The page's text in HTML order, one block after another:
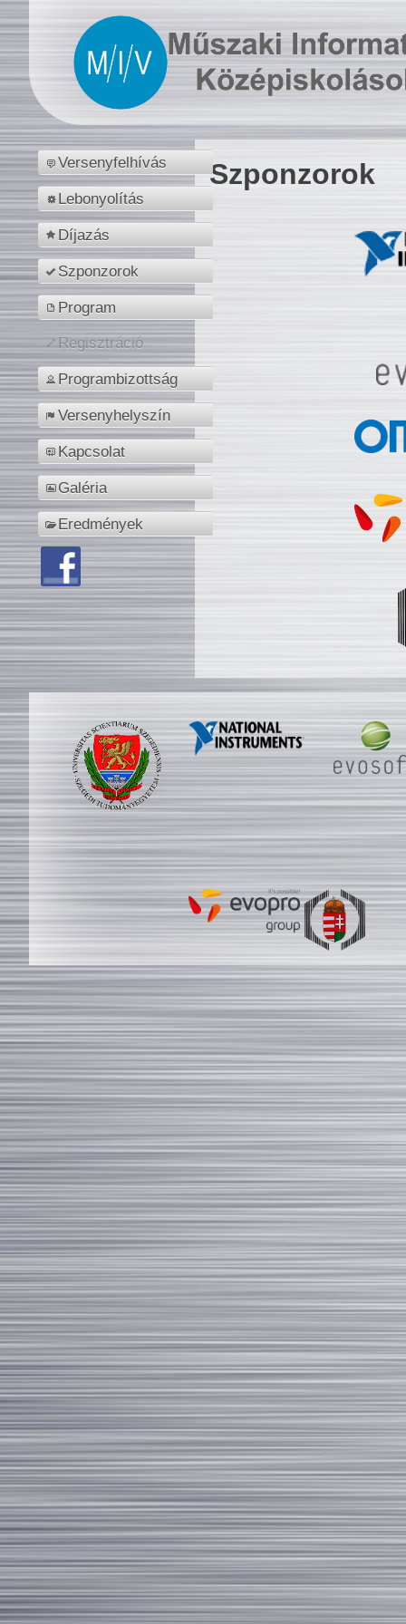
Versenyfelhívás
Lebonyolítás
Díjazás
Szponzorok
Program
Regisztráció
Programbizottság
Versenyhelyszín
Kapcsolat
Galéria
Eredmények
Szponzorok